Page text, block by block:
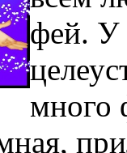
фей. У
много